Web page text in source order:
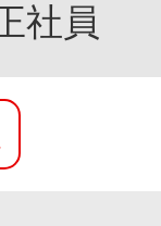
社員